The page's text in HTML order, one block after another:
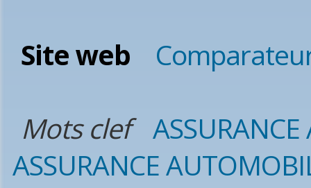
Site web
Mots clef
ASSURANCE